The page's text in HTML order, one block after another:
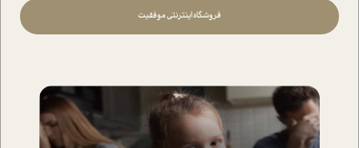
فروشگاه اینترنتی موفقیت